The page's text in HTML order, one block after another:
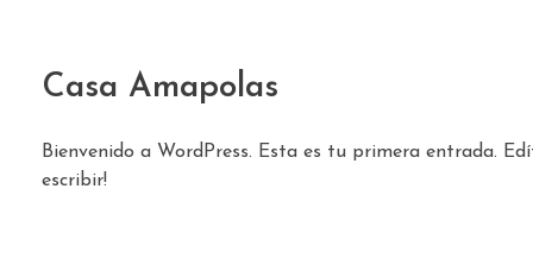
Casa Amapolas
Bienvenido a WordPress. Esta es tu primera entrada.
escribir!